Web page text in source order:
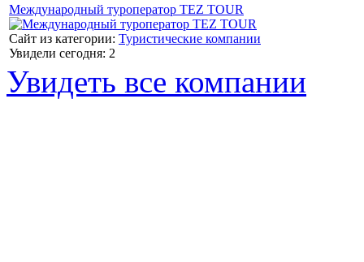
Международный туроператор TEZ TOUR
Сайт из категории: Туристические компании
Увидели сегодня: 2
Увидеть все компании